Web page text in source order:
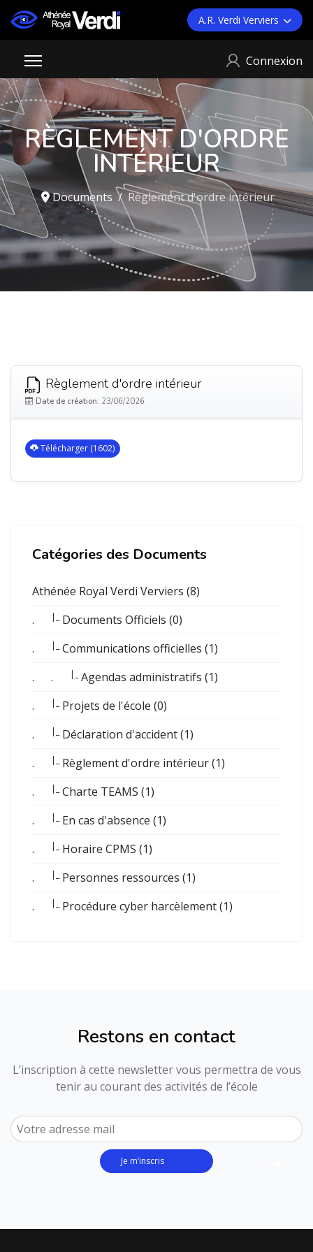
A.R. Verdi Verviers
Connexion
RÈGLEMENT D'ORDRE
INTÉRIEUR
Documents Règlement d'ordre intérieur
Règlement d'ordre intérieur
Date de création: 23/06/2026
Télécharger (1602)
Catégories des Documents
Athénée Royal Verdi Verviers (8)
.
|_ Documents Officiels (0)
.
|_ Communications officielles (1)
. .
|_ Agendas administratifs (1)
.
|_ Projets de l'école (0)
.
|_ Déclaration d'accident (1)
.
|_ Règlement d'ordre intérieur (1)
.
|_ Charte TEAMS (1)
.
|_ En cas d'absence (1)
.
|_ Horaire CPMS (1)
.
|_ Personnes ressources (1)
.
|_ Procédure cyber harcèlement (1)
Restons en contact
L’inscription à cette newsletter vous permettra de vous
tenir au courant des activités de l’école
Je m’inscris